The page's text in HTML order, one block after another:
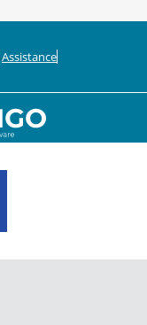
Assistance